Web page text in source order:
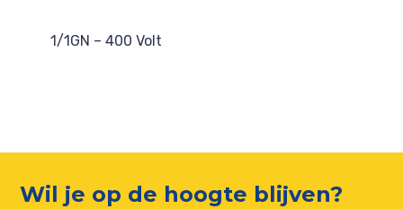
1/1GN – 400 Volt
Wil je op de hoogte blijven?